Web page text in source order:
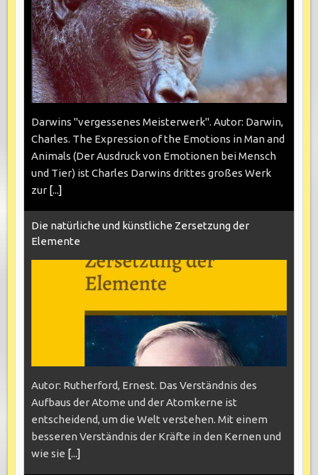
Darwins "vergessenes Meisterwerk". Autor: Darwin,
Charles. The Expression of the Emotions in Man and
Animals (Der Ausdruck von Emotionen bei Mensch
und Tier) ist Charles Darwins drittes großes Werk
zur [...]
Die natürliche und künstliche Zersetzung der
Elemente
Autor: Rutherford, Ernest. Das Verständnis des
Aufbaus der Atome und der Atomkerne ist
entscheidend, um die Welt verstehen. Mit einem
besseren Verständnis der Kräfte in den Kernen und
wie sie [...]